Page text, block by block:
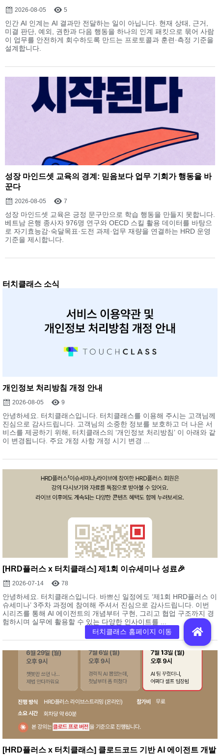
2026-08-05 5
인간 AI 인계는 AI 결과만 전달하는 일이 아닙니다. 현재 상태, 근거,
미결 판단, 예외, 권한과 다음 행동을 하나의 인계 패킷으로 묶어 사람
이 업무를 안전하게 회수하도록 만드는 프로토콜과 훈련·측정 기준을
설계합니다.
성장 마인드셋 교육의 경계: 믿음보다 업무 기회가 행동을 바
꾼다
2026-08-05 7
성장 마인드셋 교육은 긍정 문구만으로 학습 행동을 만들지 못합니다.
베트남 은행 종사자 976명 연구와 OECD 스킬 활용 데이터를 바탕으
로 자기효능감·숙달목표·도전 과제·업무 재량을 연결하는 HRD 운영
기준을 제시합니다.
터치클래스 소식
개인정보 처리방침 개정 안내
2026-08-05 9
안녕하세요. 터치클래스입니다. 터치클래스를 이용해 주시는 고객님께
진심으로 감사드립니다. 고객님의 소중한 정보를 보호하고 더 나은 서
비스를 제공하기 위해, 터치클래스의 ‘개인정보 처리방침’ 이 아래와 같
이 변경됩니다. 주요 개정 사항 개정 시기 변경 ...
[HRD플러스 x 터치클래스] 제1회 이슈세미나 성료🎉
2026-07-14 78
안녕하세요. 터치클래스입니다. 바쁘신 일정에도 ‘제1회 HRD플러스 이
슈세미나’ 3주차 과정에 참여해 주셔서 진심으로 감사드립니다. 이번
시리즈를 통해 AI 에이전트의 개념부터 구현, 그리고 협업 구조까지 경
험하시며 실무에 활용할 수 있는 다양한 인사이트를 ...
[HRD플러스 x 터치클래스] 클로드코드 기반 AI 에이전트 개발